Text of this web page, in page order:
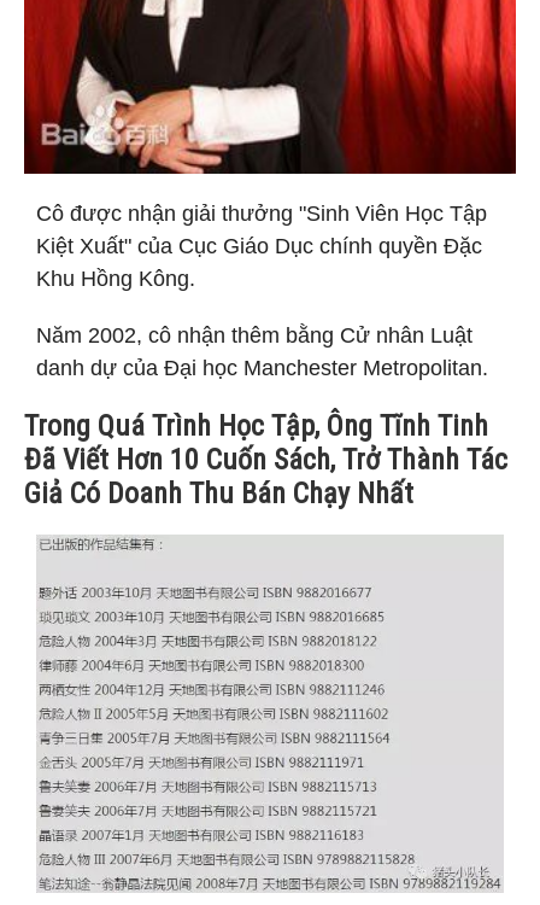
Cô được nhận giải thưởng "Sinh Viên Học Tập
Kiệt Xuất" của Cục Giáo Dục chính quyền Đặc
Khu Hồng Kông.
Năm 2002, cô nhận thêm bằng Cử nhân Luật
danh dự của Đại học Manchester Metropolitan.
Trong Quá Trình Học Tập, Ông Tĩnh Tinh
Đã Viết Hơn 10 Cuốn Sách, Trở Thành Tác
Giả Có Doanh Thu Bán Chạy Nhất